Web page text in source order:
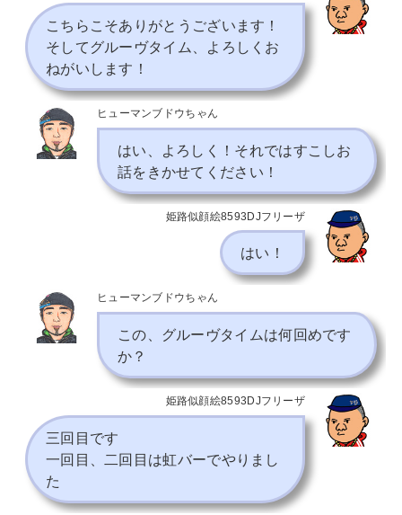
こちらこそありがとうございます！
そしてグルーヴタイム、よろしくお
ねがいします！
ヒューマンブドウちゃん
はい、よろしく！それではすこしお
話をきかせてください！
姫路似顔絵8593DJフリーザ
はい！
ヒューマンブドウちゃん
この、グルーヴタイムは何回めです
か？
姫路似顔絵8593DJフリーザ
三回目です
一回目、二回目は虹バーでやりまし
た